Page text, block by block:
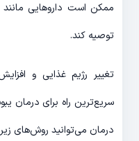
ممکن است داروهایی
توصیه کند.
تغییر رژیم غذایی و
سریع‌ترین راه برای درمان
درمان می‌توانید روش‌های